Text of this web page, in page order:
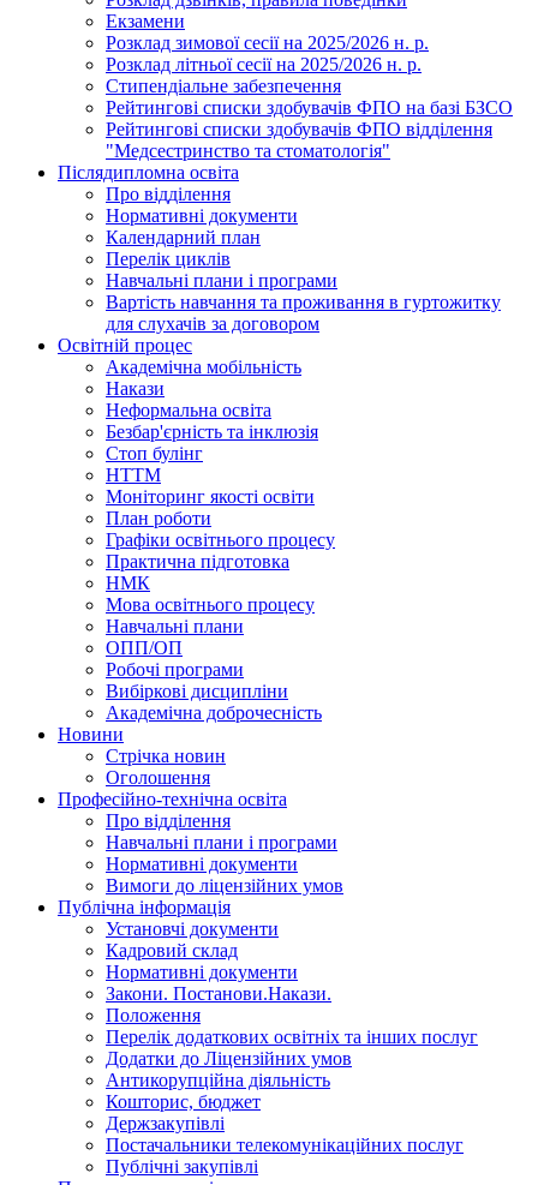
Екзамени
Розклад зимової сесії на 2025/2026 н. р.
Розклад літньої сесії на 2025/2026 н. р.
Стипендіальне забезпечення
Рейтингові списки здобувачів ФПО на базі БЗСО
Рейтингові списки здобувачів ФПО відділення
"Медсестринство та стоматологія"
Післядипломна освіта
Про відділення
Нормативні документи
Календарний план
Перелік циклів
Навчальні плани і програми
Вартість навчання та проживання в гуртожитку
для слухачів за договором
Освітній процес
Академічна мобільність
Накази
Неформальна освіта
Безбар'єрність та інклюзія
Стоп булінг
НТТМ
Моніторинг якості освіти
План роботи
Графіки освітнього процесу
Практична підготовка
НМК
Мова освiтнього процесу
Навчальнi плани
ОПП/ОП
Робочі програми
Вибiрковi дисциплiни
Академічна доброчесність
Новини
Стрічка новин
Оголошення
Професійно-технічна освіта
Про відділення
Навчальні плани і програми
Нормативнi документи
Вимоги до ліцензійних умов
Публічна інформація
Установчi документи
Кадровий склад
Нормативнi документи
Закони. Постанови.Накази.
Положення
Перелік додаткових освітніх та інших послуг
Додатки до Ліцензійних умов
Антикорупційна діяльність
Кошторис, бюджет
Держзакупiвлi
Постачальники телекомунікаційних послуг
Публічні закупівлі